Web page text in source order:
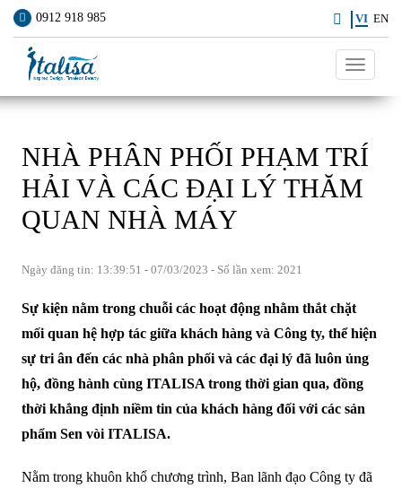
0912 918 985 VI EN
Toggle
NHÀ PHÂN PHỐI PHẠM TRÍ
HẢI VÀ CÁC ĐẠI LÝ THĂM
QUAN NHÀ MÁY
Ngày đăng tin: 13:39:51 - 07/03/2023 - Số lần xem: 2021
Sự kiện nằm trong chuỗi các hoạt động nhằm thắt chặt
mối quan hệ hợp tác giữa khách hàng và Công ty, thể hiện
sự tri ân đến các nhà phân phối và các đại lý đã luôn ủng
hộ, đồng hành cùng ITALISA trong thời gian qua, đồng
thời khẳng định niềm tin của khách hàng đối với các sản
phẩm Sen vòi ITALISA.
Nằm trong khuôn khổ chương trình, Ban lãnh đạo Công ty đã